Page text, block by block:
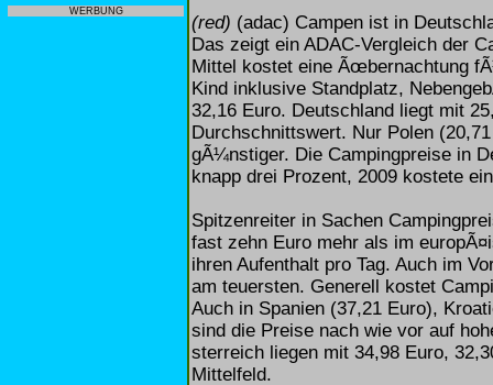
WERBUNG
(red) (adac) Campen ist in
Das zeigt ein ADAC-Vergleich der
Mittel kostet eine Ãœbernachtung
Kind inklusive Standplatz,
32,16 Euro. Deutschland liegt mit
Durchschnittswert. Nur Polen
gÃ¼nstiger. Die Campingpreise in
knapp drei Prozent, 2009 kostete
Spitzenreiter in Sachen
fast zehn Euro mehr als im
ihren Aufenthalt pro Tag. Auch im
am teuersten. Generell kostet
Auch in Spanien (37,21 Euro),
sind die Preise nach wie vor auf
sterreich liegen mit 34,98 Euro,
Mittelfeld.